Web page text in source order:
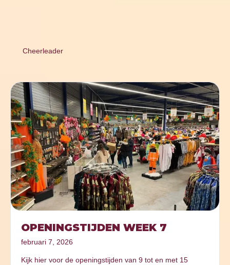
Cheerleader
OPENINGSTIJDEN WEEK 7
februari 7, 2026
Kijk hier voor de openingstijden van 9 tot en met 15